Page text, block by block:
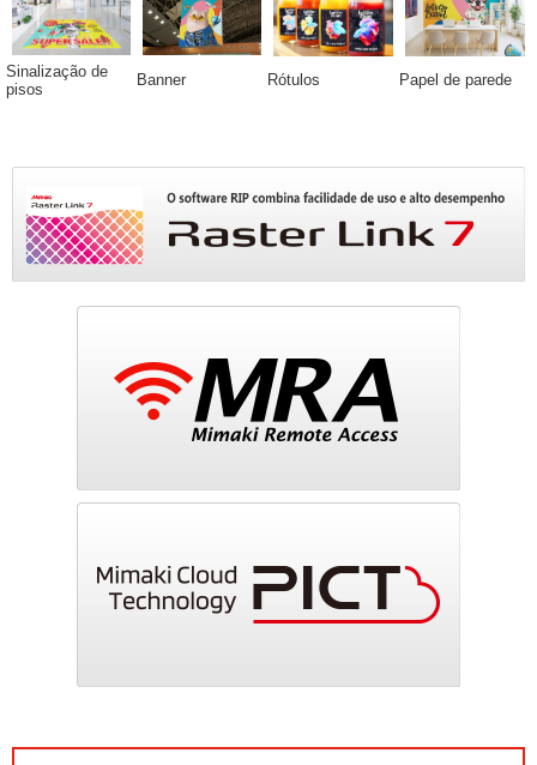
Sinalização de
pisos
Banner Rótulos Papel de parede